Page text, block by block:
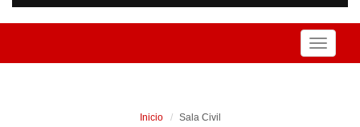
Toggle
Inicio Sala Civil